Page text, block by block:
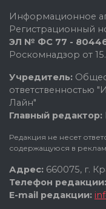
Информационное
Регистрационный
ЭЛ № ФС 77 -
Роскомнадзор от
Учредитель:
ответственностью
Лайн"
Главный редактор:
Редакция не несет
содержащуюся в
Адрес: 660075, г.
Телефон редакции:
E-mail редакции: